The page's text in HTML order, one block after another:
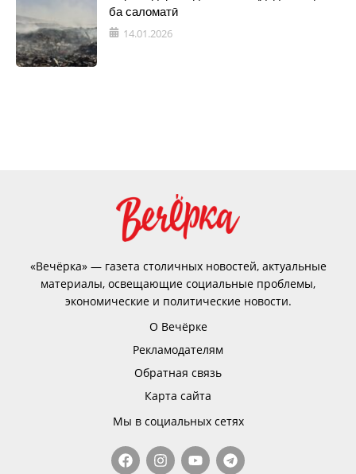
ба саломатӣ
14.01.2026
«Вечёрка» — газета столичных новостей, актуальные
материалы, освещающие социальные проблемы,
экономические и политические новости.
О Вечёрке
Рекламодателям
Обратная связь
Карта сайта
Мы в социальных сетях